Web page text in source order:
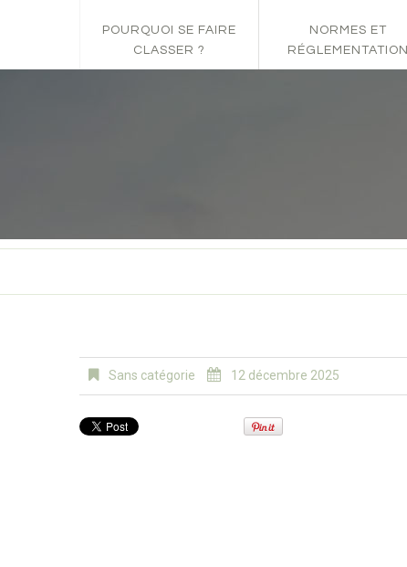
POURQUOI SE FAIRE
CLASSER ?
NORMES ET
RÉGLEMENTATION
Sans catégorie 12 décembre 2025